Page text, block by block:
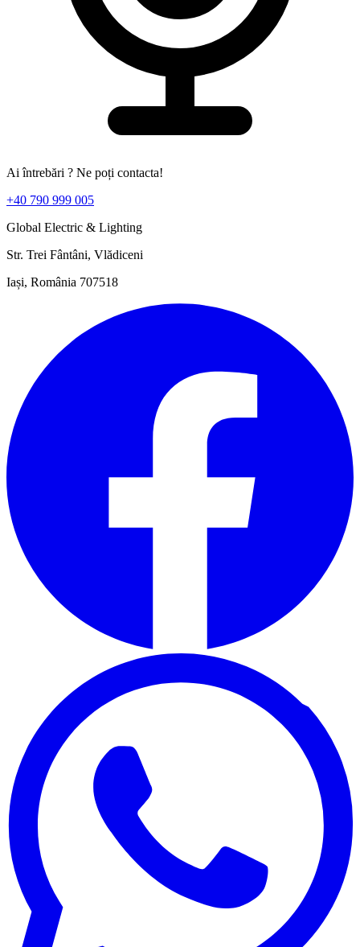
Ai întrebări ? Ne poți contacta!
+40 790 999 005
Global Electric & Lighting
Str. Trei Fântâni, Vlădiceni
Iași, România 707518